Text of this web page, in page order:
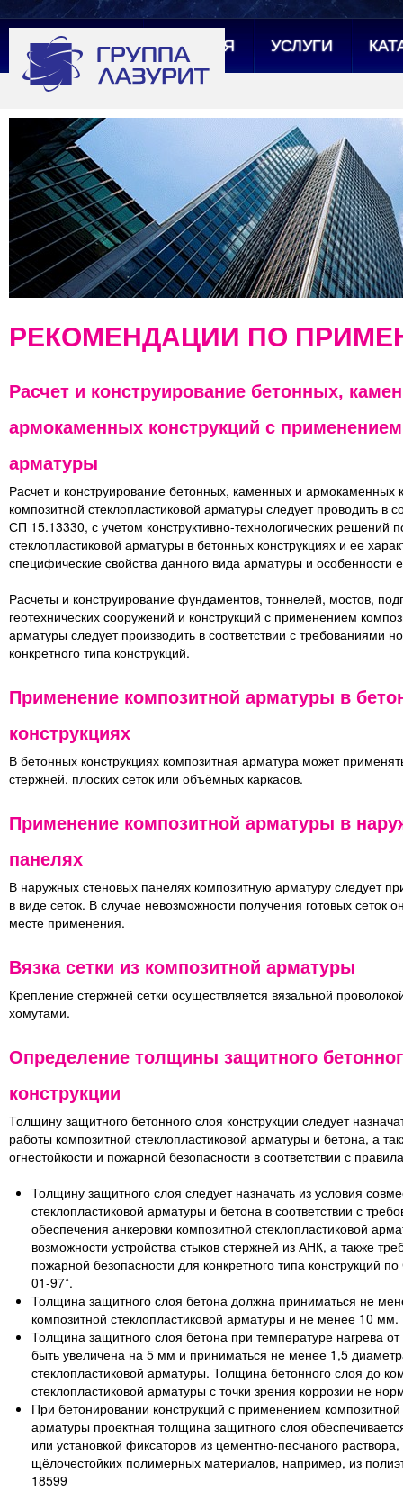
ГЛАВНАЯ УСЛУГИ
РЕКОМЕНДАЦИИ ПО
Расчет и конструирование бетонных,
армокаменных конструкций с
арматуры
Расчет и конструирование бетонных, каменных и армокаменных
композитной стеклопластиковой арматуры следует проводить в
СП 15.13330, с учетом конструктивно-технологических решений
стеклопластиковой арматуры в бетонных конструкциях и ее
специфические свойства данного вида арматуры и особенности
Расчеты и конструирование фундаментов, тоннелей, мостов,
геотехнических сооружений и конструкций с применением
арматуры следует производить в соответствии с требованиями
конкретного типа конструкций.
Применение композитной арматуры в
конструкциях
В бетонных конструкциях композитная арматура может
стержней, плоских сеток или объёмных каркасов.
Применение композитной арматуры в
панелях
В наружных стеновых панелях композитную арматуру следует
в виде сеток. В случае невозможности получения готовых сеток
месте применения.
Вязка сетки из композитной арматуры
Крепление стержней сетки осуществляется вязальной
хомутами.
Определение толщины защитного
конструкции
Толщину защитного бетонного слоя конструкции следует
работы композитной стеклопластиковой арматуры и бетона, а
огнестойкости и пожарной безопасности в соответствии с
Толщину защитного слоя следует назначать из условия
стеклопластиковой арматуры и бетона в соответствии с
обеспечения анкеровки композитной стеклопластиковой
возможности устройства стыков стержней из АНК, а также
пожарной безопасности для конкретного типа конструкций
01-97*.
Толщина защитного слоя бетона должна приниматься не
композитной стеклопластиковой арматуры и не менее 10 мм.
Толщина защитного слоя бетона при температуре нагрева
быть увеличена на 5 мм и приниматься не менее 1,5
стеклопластиковой арматуры. Толщина бетонного слоя до
стеклопластиковой арматуры с точки зрения коррозии не
При бетонировании конструкций с применением композитной
арматуры проектная толщина защитного слоя
или установкой фиксаторов из цементно-песчаного раствора,
щёлочестойких полимерных материалов, например, из
18599